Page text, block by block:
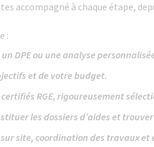
accompagné à chaque étape,
:
DPE ou une analyse
et de votre budget.
RGE, rigoureusement
les dossiers d’aides et
site, coordination des travaux